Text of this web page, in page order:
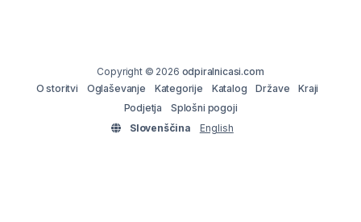
Copyright © 2026 odpiralnicasi.com
O storitvi
Oglaševanje Kategorije Katalog Države
Kraji
Podjetja
Splošni pogoji
Slovenščina
English